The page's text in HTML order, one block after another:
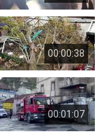
yıl
00:00:38
00:01:07